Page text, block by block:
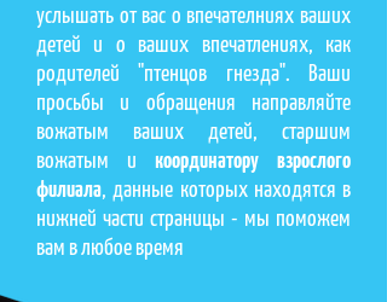
услышать от вас о впечателниях ваших
детей и о ваших впечатлениях, как
родителей "птенцов гнезда". Ваши
просьбы и обращения направляйте
вожатым ваших детей, старшим
вожатым и координатору взрослого
филиала, данные которых находятся в
нижней части страницы - мы поможем
вам в любое время